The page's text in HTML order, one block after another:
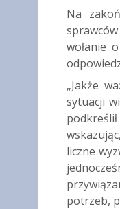
Na
wołanie
„Jakże
sytuacji
liczne
potrzeb,